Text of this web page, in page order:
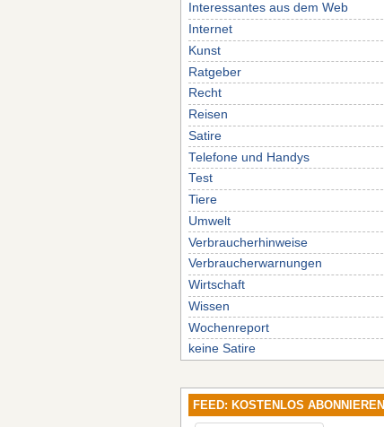
Interessantes aus dem Web
Internet
Kunst
Ratgeber
Recht
Reisen
Satire
Telefone und Handys
Test
Tiere
Umwelt
Verbraucherhinweise
Verbraucherwarnungen
Wirtschaft
Wissen
Wochenreport
keine Satire
FEED: KOSTENLOS ABONNIEREN